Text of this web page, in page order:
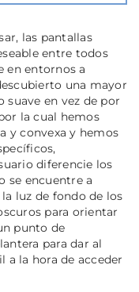
las pantallas
entre todos
en entornos a
una mayor
en vez de por
la cual hemos
y convexa y hemos
diferencie los
se encuentre a
luz de fondo de los
para orientar
punto de
para dar al
la hora de acceder